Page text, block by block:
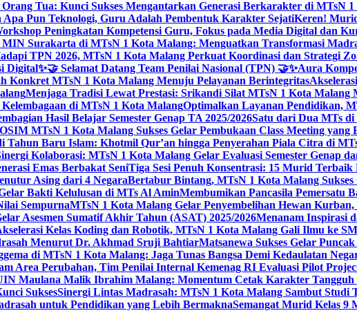
Tua: Kunci Sukses Mengantarkan Generasi Berkarakter di MTsN
Pun Teknologi, Guru Adalah Pembentuk Karakter SejatiKeren!
Peningkatan Kompetensi Guru, Fokus pada Media Digital dan
Surakarta di MTsN 1 Kota Malang: Menguatkan Transformasi
TPN 2026, MTsN 1 Kota Malang Perkuat Koordinasi dan Strategi
Digital✨🤝 Selamat Datang Team Penilai Nasional (TPN) 🤝✨Aura
Konkret MTsN 1 Kota Malang Menuju Pelayanan Berintegritas
Menjaga Tradisi Lewat Prestasi: Srikandi Silat MTsN 1 Kota Malang
di MTsN 1 Kota MalangOptimalkan Layanan Pendidikan,
Hasil Belajar Semester Genap TA 2025/2026Satu dari Dua MTs di
MTsN 1 Kota Malang Sukses Gelar Pembukaan Class Meeting
Tahun Baru Islam: Khotmil Qur’an hingga Penyerahan Piala Citra di
Kolaborasi: MTsN 1 Kota Malang Gelar Evaluasi Semester Genap
Emas Berbakat SeniTiga Sesi Penuh Konsentrasi: 15 Murid
Asing dari 4 NegaraBertabur Bintang, MTsN 1 Kota Malang
Bakti Kelulusan di MTs Al AminMembumikan Pancasila Pemersatu
SempurnaMTsN 1 Kota Malang Gelar Penyembelihan Hewan
Asesmen Sumatif Akhir Tahun (ASAT) 2025/2026Menanam Inspirasi
Kelas Koding dan Robotik, MTsN 1 Kota Malang Gali Ilmu ke
Menurut Dr. Akhmad Sruji BahtiarMatsanewa Sukses Gelar
di MTsN 1 Kota Malang: Jaga Tunas Bangsa Demi Kedaulatan
Area Perubahan, Tim Penilai Internal Kemenag RI Evaluasi Pilot
Maulana Malik Ibrahim Malang: Momentum Cetak Karakter
SuksesSinergi Lintas Madrasah: MTsN 1 Kota Malang Sambut
untuk Pendidikan yang Lebih BermaknaSemangat Murid Kelas 9